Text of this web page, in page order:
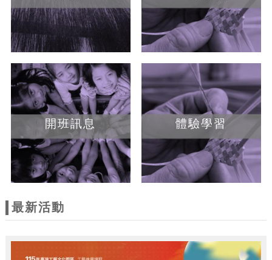
開班訊息 體驗學習
最新活動